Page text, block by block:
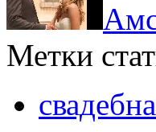
Метки